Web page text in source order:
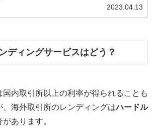
罰金を避けるために、初心者の方でも理解できるよう、専
門用語をできるだけ使わずに説明しています。2023.04.13
ディングサービスはどう？
内取引所以上の利率が得られることも
、海外取引所のレンディングはハードル
あります。